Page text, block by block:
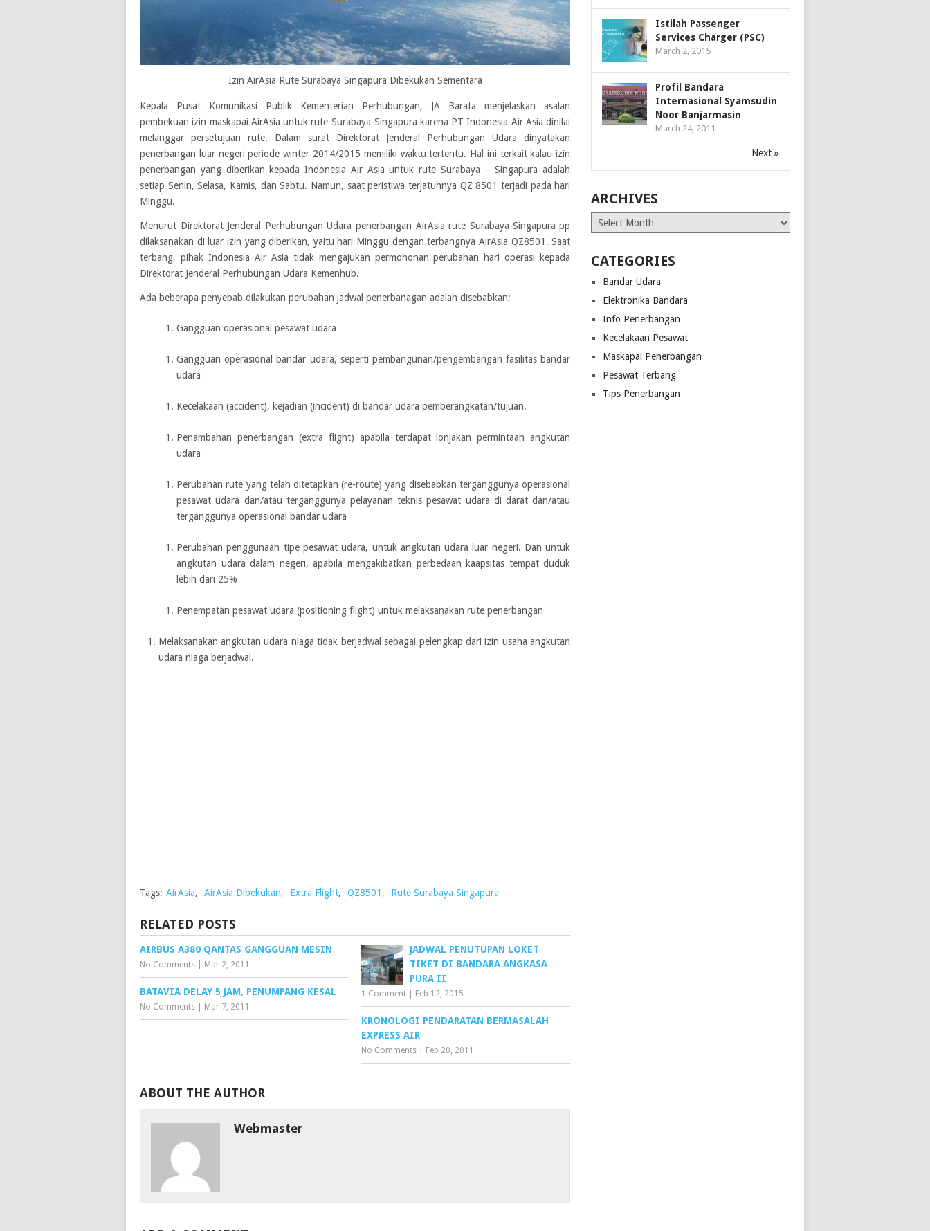
Izin AirAsia Rute Surabaya Singapura Dibekukan Sementara
Kepala Pusat Komunikasi Publik Kementerian Perhubungan, JA Barata menjelaskan asalan
pembekuan izin maskapai AirAsia untuk rute Surabaya-Singapura karena PT Indonesia Air Asia dinilai
melanggar persetujuan rute. Dalam surat Direktorat Jenderal Perhubungan Udara dinyatakan
penerbangan luar negeri periode winter 2014/2015 memiliki waktu tertentu. Hal ini terkait kalau izin
penerbangan yang diberikan kepada Indonesia Air Asia untuk rute Surabaya – Singapura adalah
setiap Senin, Selasa, Kamis, dan Sabtu. Namun, saat peristiwa terjatuhnya QZ 8501 terjadi pada hari
Minggu.
Menurut Direktorat Jenderal Perhubungan Udara penerbangan AirAsia rute Surabaya-Singapura pp
dilaksanakan di luar izin yang diberikan, yaitu hari Minggu dengan terbangnya AirAsia QZ8501. Saat
terbang, pihak Indonesia Air Asia tidak mengajukan permohonan perubahan hari operasi kepada
Direktorat Jenderal Perhubungan Udara Kemenhub.
Ada beberapa penyebab dilakukan perubahan jadwal penerbanagan adalah disebabkan;
Gangguan operasional pesawat udara
Gangguan operasional bandar udara, seperti pembangunan/pengembangan fasilitas bandar
udara
Kecelakaan (accident), kejadian (incident) di bandar udara pemberangkatan/tujuan.
Penambahan penerbangan (extra flight) apabila terdapat lonjakan permintaan angkutan
udara
Perubahan rute yang telah ditetapkan (re-route) yang disebabkan terganggunya operasional
pesawat udara dan/atau terganggunya pelayanan teknis pesawat udara di darat dan/atau
terganggunya operasional bandar udara
Perubahan penggunaan tipe pesawat udara, untuk angkutan udara luar negeri. Dan untuk
angkutan udara dalam negeri, apabila mengakibatkan perbedaan kaapsitas tempat duduk
lebih dari 25%
Penempatan pesawat udara (positioning flight) untuk melaksanakan rute penerbangan
Melaksanakan angkutan udara niaga tidak berjadwal sebagai pelengkap dari izin usaha angkutan
udara niaga berjadwal.
Tags: AirAsia, AirAsia Dibekukan, Extra Flight, QZ8501 , Rute Surabaya Singapura
RELATED POSTS
AIRBUS A380 QANTAS GANGGUAN MESIN
No Comments Mar 2, 2011
JADWAL PENUTUPAN LOKET
TIKET DI BANDARA ANGKASA
PURA II
1 Comment Feb 12, 2015
BATAVIA DELAY 5 JAM, PENUMPANG KESAL
No Comments Mar 7, 2011
KRONOLOGI PENDARATAN BERMASALAH
EXPRESS AIR
No Comments Feb 20, 2011
ABOUT THE AUTHOR
Webmaster
Istilah Passenger
Services Charger (PSC)
March 2, 2015
Profil Bandara
Internasional Syamsudin
Noor Banjarmasin
March 24, 2011
Next »
ARCHIVES
Archives
CATEGORIES
Bandar Udara
Elektronika Bandara
Info Penerbangan
Kecelakaan Pesawat
Maskapai Penerbangan
Pesawat Terbang
Tips Penerbangan